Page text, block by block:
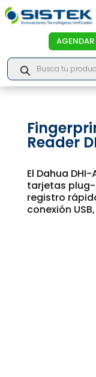
Products
search
Reader
El Dahua DHI-
tarjetas
registro
conexión